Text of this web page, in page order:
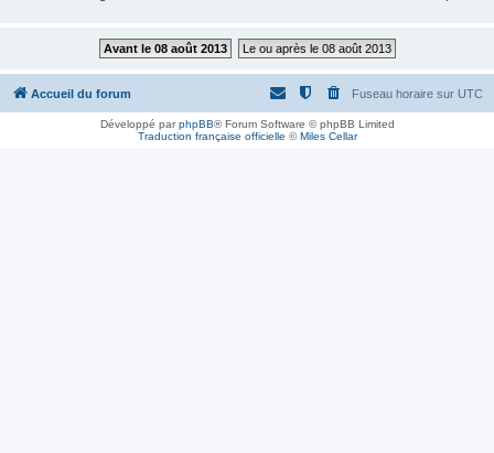
h
Avant le 08 août 2013 Le ou après le 08 août 2013
Accueil du forum Fuseau horaire sur UTC
Développé parphpBB® Forum Software © phpBB Limited
Traduction française officielle ©Miles Cellar